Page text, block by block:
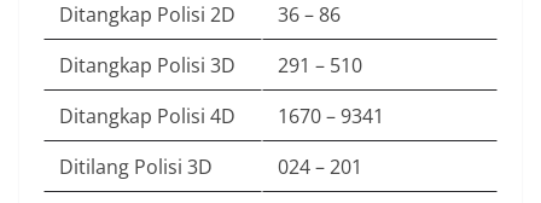
Ditangkap Polisi 2D
36 – 86
Ditangkap Polisi 3D
291 – 510
Ditangkap Polisi 4D
1670 – 9341
Ditilang Polisi 3D
024 – 201